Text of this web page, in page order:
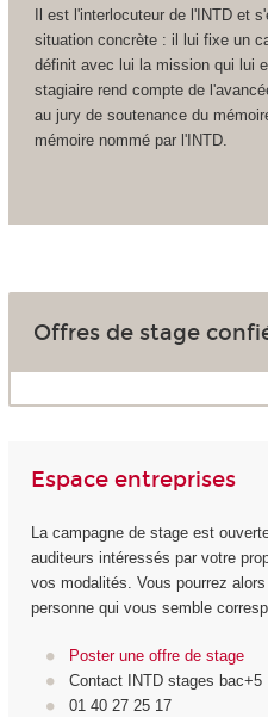
Il est l'interlocuteur de l'INTD et
situation concrète : il lui fixe un
définit avec lui la mission qui lui
stagiaire rend compte de
au jury de soutenance du
mémoire nommé par l'INTD.
Offres de stage
Espace entreprises
La campagne de stage est
auditeurs intéressés par votre
vos modalités. Vous pourrez
personne qui vous semble
Poster une offre de stage
Contact INTD stages bac+5
01 40 27 25 17